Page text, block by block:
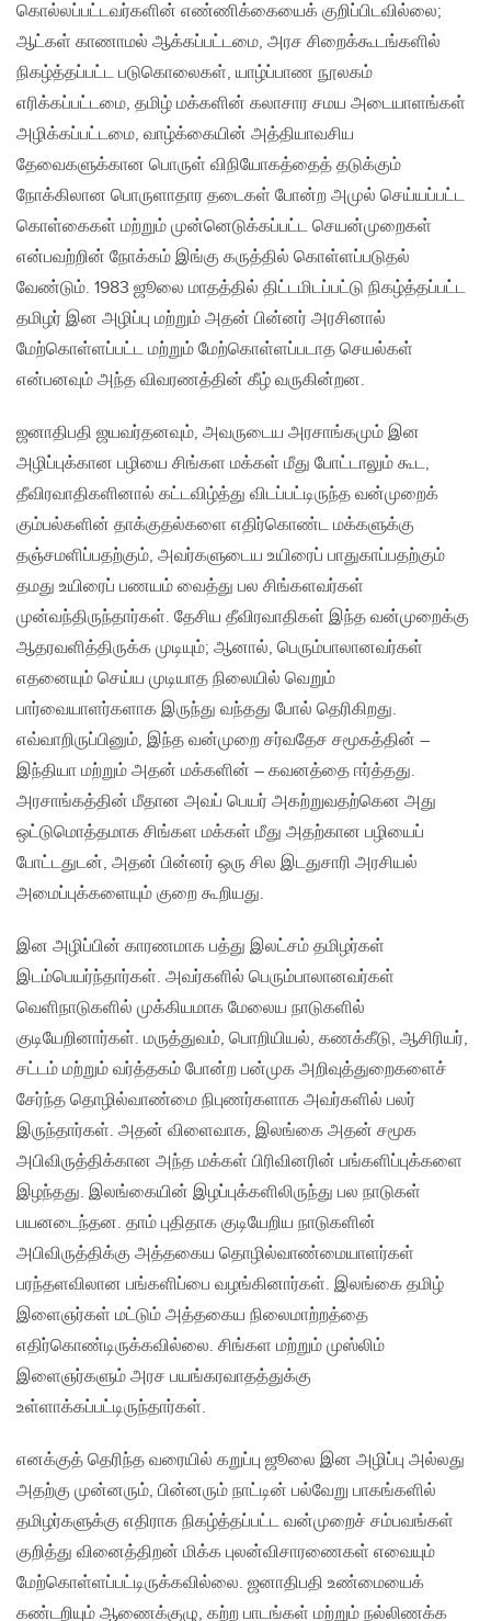
கொல்லப்பட்டவர்களின் எண்ணிக்கையைக் குறிப்பிடவில்லை;
ஆட்கள் காணாமல் ஆக்கப்பட்டமை, அரச சிறைக்கூடங்களில்
நிகழ்த்தப்பட்ட படுகொலைகள், யாழ்ப்பாண நூலகம்
எரிக்கப்பட்டமை, தமிழ் மக்களின் கலாசார சமய அடையாளங்கள்
அழிக்கப்பட்டமை, வாழ்க்கையின் அத்தியாவசிய
தேவைகளுக்கான பொருள் விநியோகத்தைத் தடுக்கும்
நோக்கிலான பொருளாதார தடைகள் போன்ற அமுல் செய்யப்பட்ட
கொள்கைகள் மற்றும் முன்னெடுக்கப்பட்ட செயன்முறைகள்
என்பவற்றின் நோக்கம் இங்கு கருத்தில் கொள்ளப்படுதல்
வேண்டும். 1983 ஜூலை மாதத்தில் திட்டமிடப்பட்டு நிகழ்த்தப்பட்ட
தமிழர் இன அழிப்பு மற்றும் அதன் பின்னர் அரசினால்
மேற்கொள்ளப்பட்ட மற்றும் மேற்கொள்ளப்படாத செயல்கள்
என்பனவும் அந்த விவரணத்தின் கீழ் வருகின்றன.
ஜனாதிபதி ஜயவர்தனவும், அவருடைய அரசாங்கமும் இன
அழிப்புக்கான பழியை சிங்கள மக்கள் மீது போட்டாலும் கூட,
தீவிரவாதிகளினால் கட்டவிழ்த்து விடப்பட்டிருந்த வன்முறைக்
கும்பல்களின் தாக்குதல்களை எதிர்கொண்ட மக்களுக்கு
தஞ்சமளிப்பதற்கும், அவர்களுடைய உயிரைப் பாதுகாப்பதற்கும்
தமது உயிரைப் பணயம் வைத்து பல சிங்களவர்கள்
முன்வந்திருந்தார்கள். தேசிய தீவிரவாதிகள் இந்த வன்முறைக்கு
ஆதரவளித்திருக்க முடியும்; ஆனால், பெரும்பாலானவர்கள்
எதனையும் செய்ய முடியாத நிலையில் வெறும்
பார்வையாளர்களாக இருந்து வந்தது போல் தெரிகிறது.
எவ்வாறிருப்பினும், இந்த வன்முறை சர்வதேச சமூகத்தின் –
இந்தியா மற்றும் அதன் மக்களின் – கவனத்தை ஈர்த்தது.
அரசாங்கத்தின் மீதான அவப் பெயர் அகற்றுவதற்கென அது
ஒட்டுமொத்தமாக சிங்கள மக்கள் மீது அதற்கான பழியைப்
போட்டதுடன், அதன் பின்னர் ஒரு சில இடதுசாரி அரசியல்
அமைப்புக்களையும் குறை கூறியது.
இன அழிப்பின் காரணமாக பத்து இலட்சம் தமிழர்கள்
இடம்பெயர்ந்தார்கள். அவர்களில் பெரும்பாலானவர்கள்
வெளிநாடுகளில் முக்கியமாக மேலைய நாடுகளில்
குடியேறினார்கள். மருத்துவம், பொறியியல், கணக்கீடு, ஆசிரியர்,
சட்டம் மற்றும் வர்த்தகம் போன்ற பன்முக அறிவுத்துறைகளைச்
சேர்ந்த தொழில்வாண்மை நிபுணர்களாக அவர்களில் பலர்
இருந்தார்கள். அதன் விளைவாக, இலங்கை அதன் சமூக
அபிவிருத்திக்கான அந்த மக்கள் பிரிவினரின் பங்களிப்புக்களை
இழந்தது. இலங்கையின் இழப்புக்களிலிருந்து பல நாடுகள்
பயனடைந்தன. தாம் புதிதாக குடியேறிய நாடுகளின்
அபிவிருத்திக்கு அத்தகைய தொழில்வாண்மையாளர்கள்
பரந்தளவிலான பங்களிப்பை வழங்கினார்கள். இலங்கை தமிழ்
இளைஞர்கள் மட்டும் அத்தகைய நிலைமாற்றத்தை
எதிர்கொண்டிருக்கவில்லை. சிங்கள மற்றும் முஸ்லிம்
இளைஞர்களும் அரச பயங்கரவாதத்துக்கு
உள்ளாக்கப்பட்டிருந்தார்கள்.
எனக்குத் தெரிந்த வரையில் கறுப்பு ஜூலை இன அழிப்பு அல்லது
அதற்கு முன்னரும், பின்னரும் நாட்டின் பல்வேறு பாகங்களில்
தமிழர்களுக்கு எதிராக நிகழ்த்தப்பட்ட வன்முறைச் சம்பவங்கள்
குறித்து வினைத்திறன் மிக்க புலன்விசாரணைகள் எவையும்
மேற்கொள்ளப்பட்டிருக்கவில்லை. ஜனாதிபதி உண்மையைக்
கண்டறியும் ஆணைக்குழு, கற்ற பாடங்கள் மற்றும் நல்லிணக்க